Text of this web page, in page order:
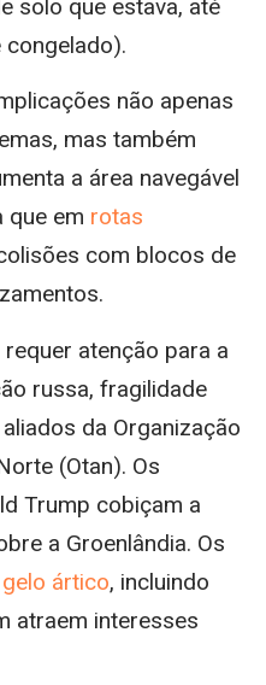
solo que estava, até
congelado).
não apenas
mas também
a área navegável
que em rotas
com blocos de
atenção para a
russa, fragilidade
da Organização
(Otan). Os
Trump cobiçam a
a Groenlândia. Os
ártico, incluindo
atraem interesses